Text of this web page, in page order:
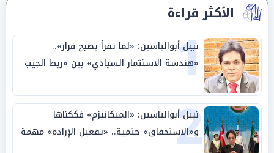
الأكثر قراءة
1
نبيل أبوالياسين: «لما تقرأ يصبح قرار»..
«هندسة الاستثمار السيادي» بين «ربط الجيب
بالوطن» و«سيادة الكلمة»
2
نبيل أبوالياسين: «الميكانيزم» فككناها
و«الاستحقاق» حتمية.. «تفعيل الإرادة» مهمة
الجامعة العربية